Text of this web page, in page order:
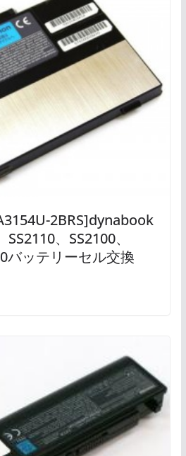
2BRS]dynabook
、SS2100、
バッテリーセル交換